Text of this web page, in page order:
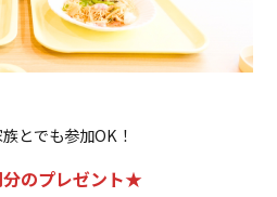
とでも参加OK！
のプレゼント★